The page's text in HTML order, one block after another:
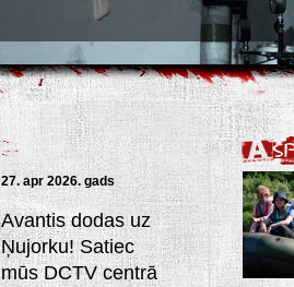
27. apr 2026. gads
Avantis dodas uz
Ņujorku! Satiec
mūs DCTV centrā